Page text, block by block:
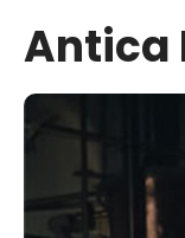
Antica